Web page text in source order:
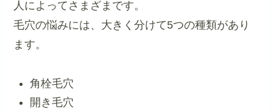
人によってさまざまです。
毛穴の悩みには、大きく分けて5つの種類があり
ます。
角栓毛穴
開き毛穴